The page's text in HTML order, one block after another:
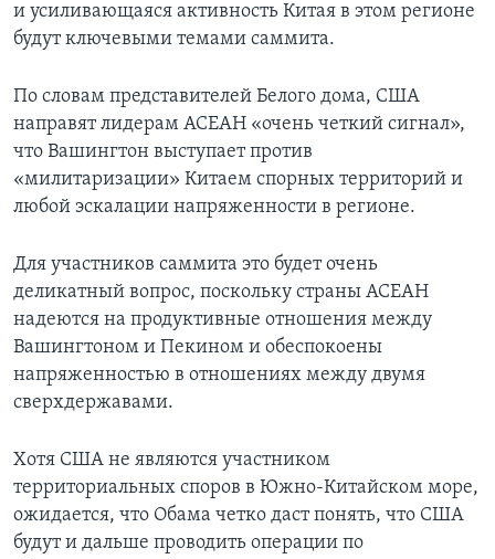
и усиливающаяся активность Китая в этом регионе
будут ключевыми темами саммита.
По словам представителей Белого дома, США
направят лидерам АСЕАН «очень четкий сигнал»,
что Вашингтон выступает против
«милитаризации» Китаем спорных территорий и
любой эскалации напряженности в регионе.
Для участников саммита это будет очень
деликатный вопрос, поскольку страны АСЕАН
надеются на продуктивные отношения между
Вашингтоном и Пекином и обеспокоены
напряженностью в отношениях между двумя
сверхдержавами.
Хотя США не являются участником
территориальных споров в Южно-Китайском море,
ожидается, что Обама четко даст понять, что США
будут и дальше проводить операции по